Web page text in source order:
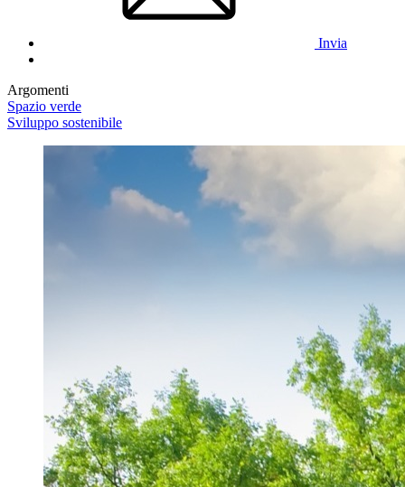
Invia
Argomenti
Spazio verde
Sviluppo sostenibile